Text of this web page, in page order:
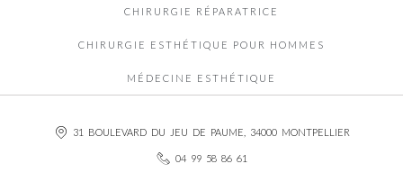
CHIRURGIE RÉPARATRICE
CHIRURGIE ESTHÉTIQUE POUR HOMMES
MÉDECINE ESTHÉTIQUE
31 BOULEVARD DU JEU DE PAUME, 34000 MONTPELLIER
04 99 58 86 61